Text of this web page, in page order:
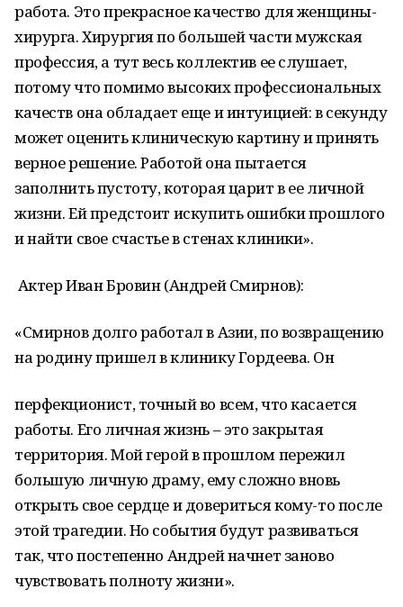
работа. Это прекрасное качество для женщины-
хирурга. Хирургия по большей части мужская
профессия, а тут весь коллектив ее слушает,
потому что помимо высоких профессиональных
качеств она обладает еще и интуицией: в секунду
может оценить клиническую картину и принять
верное решение. Работой она пытается
заполнить пустоту, которая царит в ее личной
жизни. Ей предстоит искупить ошибки прошлого
и найти свое счастье в стенах клиники».
Актер Иван Бровин (Андрей Смирнов):
«Смирнов долго работал в Азии, по возвращению
на родину пришел в клинику Гордеева. Он
перфекционист, точный во всем, что касается
работы. Его личная жизнь – это закрытая
территория. Мой герой в прошлом пережил
большую личную драму, ему сложно вновь
открыть свое сердце и довериться кому-то после
этой трагедии. Но события будут развиваться
так, что постепенно Андрей начнет заново
чувствовать полноту жизни».